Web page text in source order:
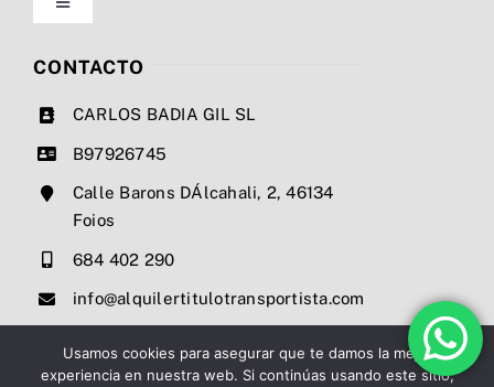
Condiciones de uso
Toggle
Navigation
Nosotros
Precios
Contacto
CONTACTO
CARLOS BADIA GIL SL
B97926745
Calle Barons DÁlcahali, 2, 46134
Foios
684 402 290
info@alquilertitulotransportista.com
Usamos cookies para asegurar que te damos la mejor
experiencia en nuestra web. Si continúas usando este sitio,